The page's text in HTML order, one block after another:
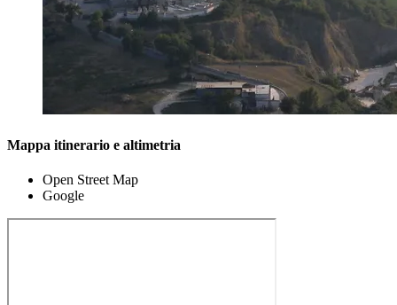
Mappa itinerario e altimetria
Open Street Map
Google